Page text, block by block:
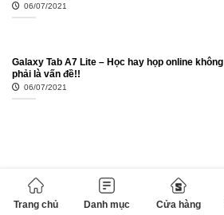
Trang chủ Danh mục Cửa hàng
06/07/2021
Galaxy Tab A7 Lite – Học hay họp online không
phải là vấn đề!!
06/07/2021